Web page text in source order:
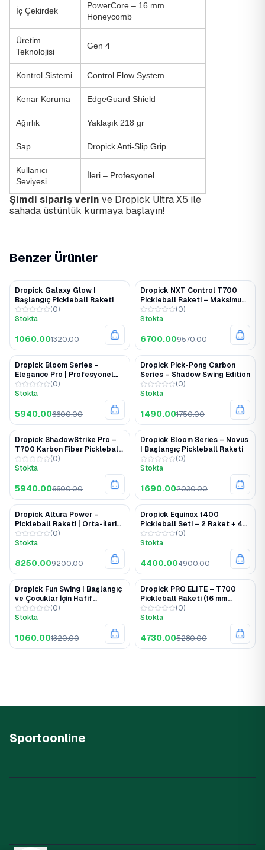
İç Çekirdek
PowerCore – 16 mm
Honeycomb
Üretim
Teknolojisi
Gen 4
Kontrol Sistemi Control Flow System
Kenar Koruma EdgeGuard Shield
Ağırlık Yaklaşık 218 gr
Sap Dropick Anti-Slip Grip
Kullanıcı
Seviyesi
İleri – Profesyonel
Şimdi sipariş verin ve Dropick Ultra X5 ile
sahada üstünlük kurmaya başlayın!
Benzer Ürünler
Dropick Galaxy Glow |
Başlangıç Pickleball Raketi
(0)
Stokta
1060.001320.00
%30
Dropick NXT Control T700
Pickleball Raketi – Maksimum
Kontrol ve Spin
(0)
Stokta
6700.009570.00
Dropick Bloom Series –
Elegance Pro | Profesyonel
Pickleball Raketi
(0)
Stokta
5940.006600.00
%15
Dropick Pick-Pong Carbon
Series – Shadow Swing Edition
(0)
Stokta
1490.001750.00
%10
Dropick ShadowStrike Pro –
T700 Karbon Fiber Pickleball
Raketi (16 mm | Pro Seviye Güç
& Kontrol)
(0)
Stokta
5940.006600.00
%17
Dropick Bloom Series – Novus
| Başlangıç Pickleball Raketi
(0)
Stokta
1690.002030.00
Dropick Altura Power –
Pickleball Raketi | Orta-İleri
Seviye Güç & Spin Odaklı
(0)
Stokta
8250.009200.00
Dropick Equinox 1400
Pickleball Seti – 2 Raket + 4
Top + Taşıma Çantası |
Pickleball Orta Seviye
(0)
Stokta
4400.004900.00
%20
Dropick Fun Swing | Başlangıç
ve Çocuklar İçin Hafif
Pickleball Raketi
(0)
Stokta
1060.001320.00
%10
Dropick PRO ELITE – T700
Pickleball Raketi (16 mm
Honeycomb Core | GPEC
Onaylı)
(0)
Stokta
4730.005280.00
Sportoonline